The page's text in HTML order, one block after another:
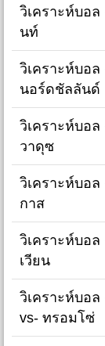
วิเคราะห์บอล
นท์
วิเคราะห์บอ
นอร์ดชัลลันด์
วิเคราะห์บอ
วาดุซ
วิเคราะห์บอล
กาส
วิเคราะห์บอล
เวียน
วิเคราะห์บอ
vs- ทรอมโซ่